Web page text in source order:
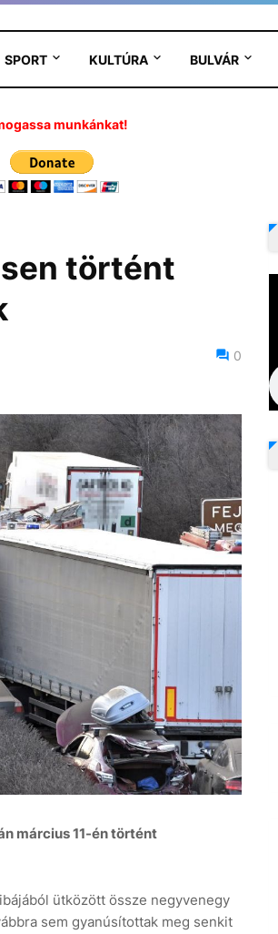
SPORT KULTÚRA BULVÁR
munkánkat!
történt
0
március 11-én történt
ütközött össze negyvenegy
sem gyanúsítottak meg senkit